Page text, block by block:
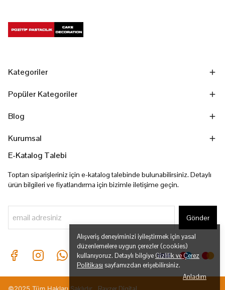
Alışveriş deneyiminizi iyileştirmek için yasal
düzenlemelere uygun çerezler (cookies)
kullanıyoruz. Detaylı bilgiye Gizlilik ve Çerez
Politikası sayfamızdan erişebilirsiniz.
Anladım
Kategoriler
Popüler Kategoriler
Blog
Kurumsal
E-Katalog Talebi
Toptan siparişleriniz için e-katalog talebinde bulunabilirsiniz. Detaylı
ürün bilgileri ve fiyatlandırma için bizimle iletişime geçin.
Gönder